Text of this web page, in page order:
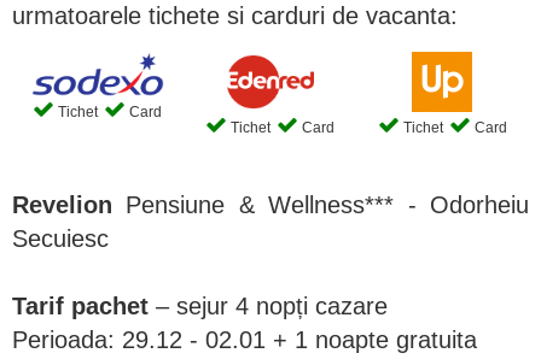
urmatoarele tichete si carduri de vacanta:
Tichet
Card
Tichet
Card Tichet Card
Revelion Pensiune & Wellness*** - Odorheiu
Secuiesc
Tarif pachet – sejur 4 nopți cazare
Perioada: 29.12 - 02.01 + 1 noapte gratuita